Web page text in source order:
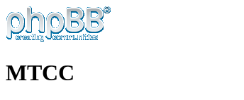
МТСС